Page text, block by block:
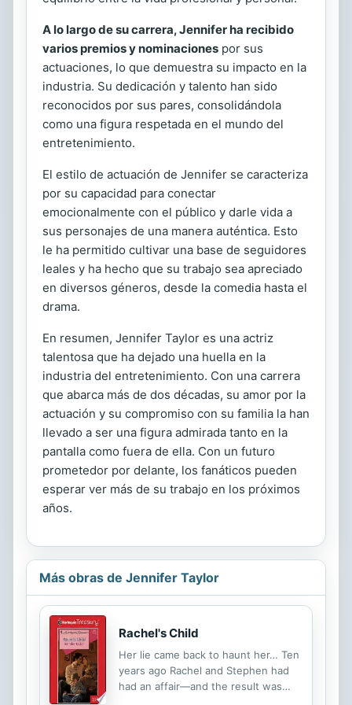
A lo largo de su carrera, Jennifer ha recibido
varios premios y nominaciones por sus
actuaciones, lo que demuestra su impacto en la
industria. Su dedicación y talento han sido
reconocidos por sus pares, consolidándola
como una figura respetada en el mundo del
entretenimiento.
El estilo de actuación de Jennifer se caracteriza
por su capacidad para conectar
emocionalmente con el público y darle vida a
sus personajes de una manera auténtica. Esto
le ha permitido cultivar una base de seguidores
leales y ha hecho que su trabajo sea apreciado
en diversos géneros, desde la comedia hasta el
drama.
En resumen, Jennifer Taylor es una actriz
talentosa que ha dejado una huella en la
industria del entretenimiento. Con una carrera
que abarca más de dos décadas, su amor por la
actuación y su compromiso con su familia la han
llevado a ser una figura admirada tanto en la
pantalla como fuera de ella. Con un futuro
prometedor por delante, los fanáticos pueden
esperar ver más de su trabajo en los próximos
años.
Más obras de Jennifer Taylor
Rachel's Child
Her lie came back to haunt her… Ten
years ago Rachel and Stephen had
had an affair—and the result was